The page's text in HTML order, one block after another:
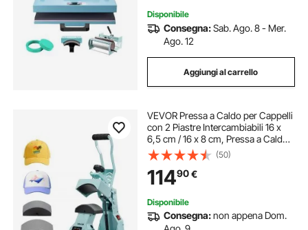
Disponibile
Consegna:Sab. Ago. 8 - Mer.
Ago. 12
Aggiungi al carrello
VEVOR Pressa a Caldo per Cappelli
con 2 Piastre Intercambiabili 16 x
6,5 cm / 16 x 8 cm, Pressa a Caldo
per Cappelli con Controllo della
Temperatura e del Tempo,
Macchina Fai da te
(50)
11490€
Disponibile
Consegna:non appena Dom.